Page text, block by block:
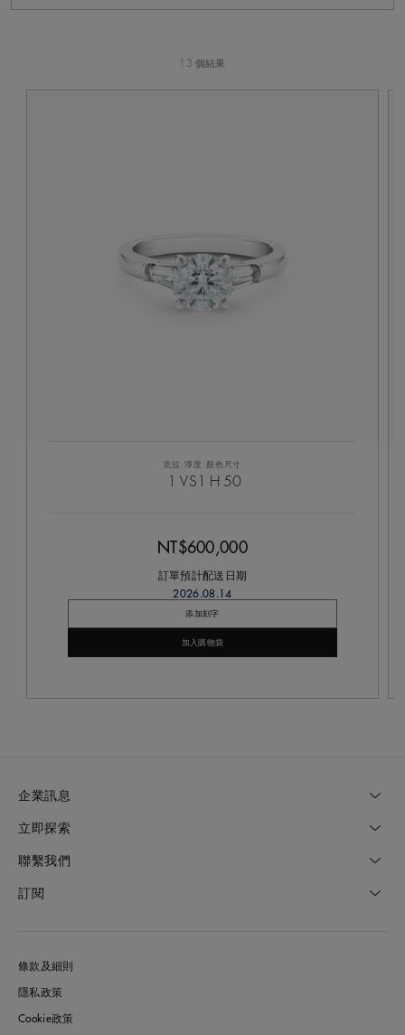
13 個結果
克拉 淨度
VS1
顏色
H
尺寸
50
NT$600,000
訂單預計配送日期
2026.08.14
添加刻字
加入購物袋
企業訊息
立即探索
聯繫我們
訂閱
條款及細則
隱私政策
Cookie政策